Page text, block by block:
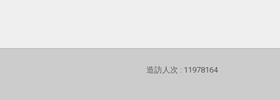
造訪人次 : 11978164